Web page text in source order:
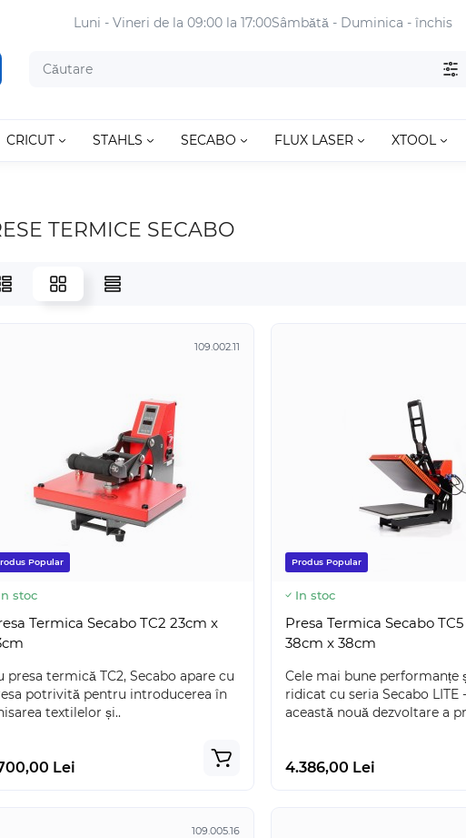
Luni - Vineri de la 09:00 la 17:00Sâmbătă - Duminica - închis
CRICUT STAHLS SECABO FLUX LASER XTOOL
TERMICE SECABO
109.002.11
Popular
stoc
Termica Secabo TC2 23cm x
presa termică TC2, Secabo apare cu
potrivită pentru introducerea în
textilelor și..
Lei
Produs Popular
In stoc
Presa Termica Secabo
38cm x 38cm
Cele mai bune performanțe
ridicat cu seria Secabo LITE
această nouă dezvoltare a
4.386,00 Lei
109.005.16